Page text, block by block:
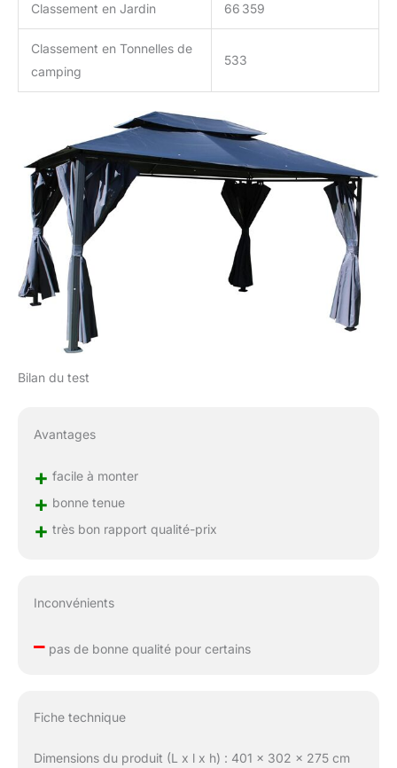
Classement en Jardin 66 359
Classement en Tonnelles de
camping
533
Bilan du test
Avantages
+ facile à monter
+ bonne tenue
+ très bon rapport qualité-prix
Inconvénients
–pas de bonne qualité pour certains
Fiche technique
Dimensions du produit (L x l x h) : 401 x 302 x 275 cm